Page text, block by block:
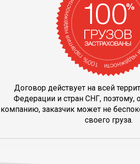
Договор действует на всей
Федерации и стран СНГ, поэтому,
компанию, заказчик может не
своего груза.